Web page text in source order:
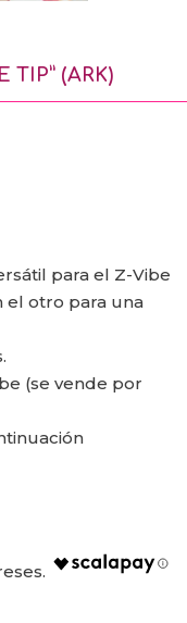
TIP” (ARK)
para el Z-Vibe
el otro para una
(se vende por